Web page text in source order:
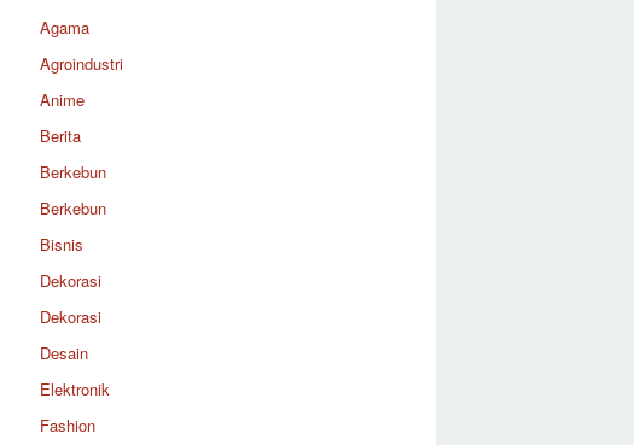
Agama
Agroindustri
Anime
Berita
Berkebun
Berkebun
Bisnis
Dekorasi
Dekorasi
Desain
Elektronik
Fashion